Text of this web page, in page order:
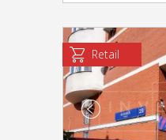
Retail